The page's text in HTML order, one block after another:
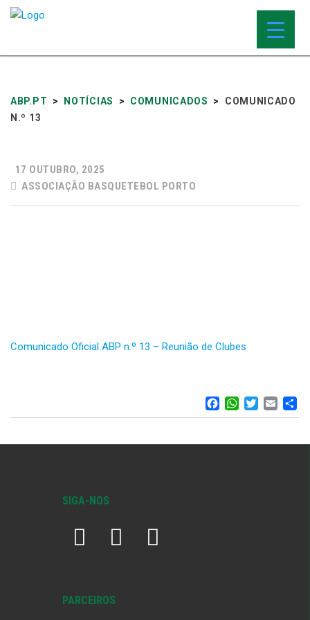
ABP.PT > NOTÍCIAS > COMUNICADOS >
COMUNICADO
N.º 13
17 OUTUBRO, 2025
ASSOCIAÇÃO BASQUETEBOL PORTO
Comunicado Oficial ABP n.º 13 – Reunião de Clubes
SIGA-NOS
PARCEIROS